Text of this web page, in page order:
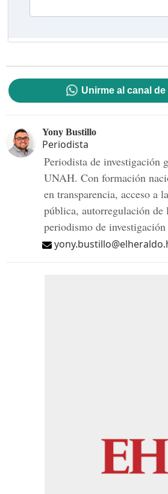
Unirme al canal
Yony Bustillo
Periodista
Periodista de investigación
UNAH. Con formación
en transparencia, acceso a
pública, autorregulación de
periodismo de